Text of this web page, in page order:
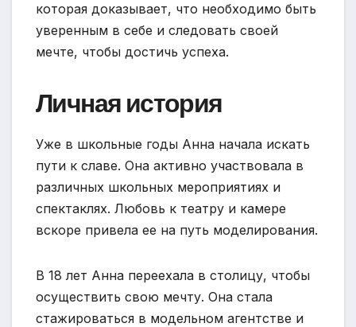
которая доказывает, что необходимо быть
уверенным в себе и следовать своей
мечте, чтобы достичь успеха.
Личная история
Уже в школьные годы Анна начала искать
пути к славе. Она активно участвовала в
различных школьных мероприятиях и
спектаклях. Любовь к театру и камере
вскоре привела ее на путь моделирования.
В 18 лет Анна переехала в столицу, чтобы
осуществить свою мечту. Она стала
стажироваться в модельном агентстве и